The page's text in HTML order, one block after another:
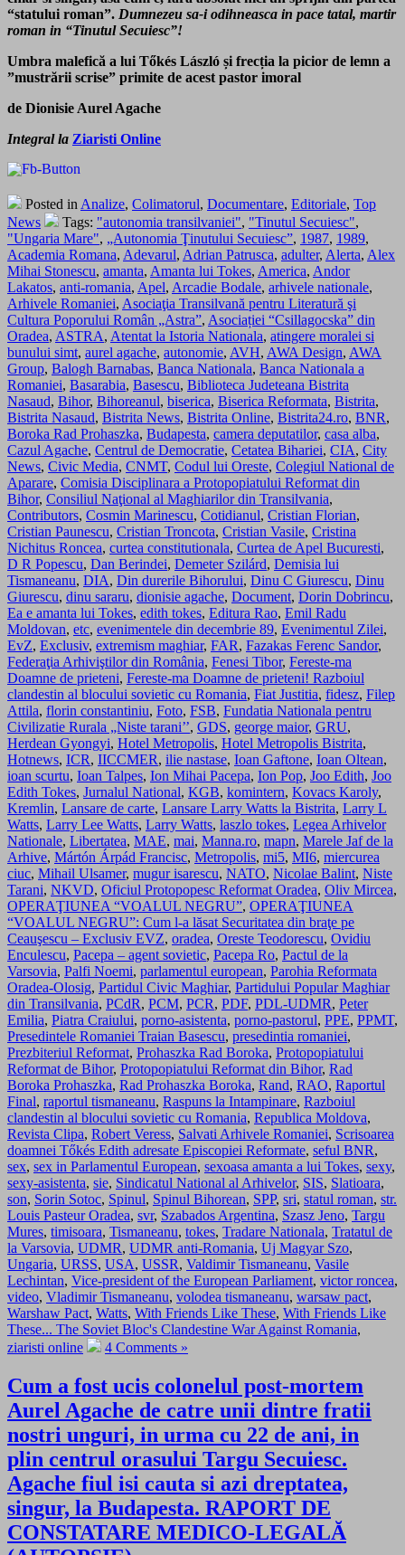
“statului roman”. Dumnezeu sa-i odihneasca in pace tatal, martir
roman in “Tinutul Secuiesc”!
Umbra malefică a lui Tőkés László și frecția la picior de lemn a
”mustrării scrise” primite de acest pastor imoral
de Dionisie Aurel Agache
Integral la Ziaristi Online
Posted in Analize, Colimatorul, Documentare, Editoriale, Top
News
Tags: "autonomia transilvaniei", "Tinutul Secuiesc",
"Ungaria Mare", „Autonomia Ţinutului Secuiesc”, 1987, 1989,
Academia Romana, Adevarul, Adrian Patrusca, adulter, Alerta, Alex
Mihai Stonescu, amanta, Amanta lui Tokes, America, Andor
Lakatos, anti-romania, Apel, Arcadie Bodale, arhivele nationale,
Arhivele Romaniei, Asociaţia Transilvană pentru Literatură şi
Cultura Poporului Român „Astra”, Asociației “Csillagocska” din
Oradea, ASTRA, Atentat la Istoria Nationala, atingere moralei si
bunului simt, aurel agache, autonomie, AVH, AWA Design, AWA
Group, Balogh Barnabas, Banca Nationala, Banca Nationala a
Romaniei, Basarabia, Basescu, Biblioteca Judeteana Bistrita
Nasaud, Bihor, Bihoreanul, biserica, Biserica Reformata, Bistrita,
Bistrita Nasaud, Bistrita News, Bistrita Online, Bistrita24.ro, BNR,
Boroka Rad Prohaszka, Budapesta, camera deputatilor, casa alba,
Cazul Agache, Centrul de Democratie, Cetatea Bihariei, CIA, City
News, Civic Media, CNMT, Codul lui Oreste, Colegiul National de
Aparare, Comisia Disciplinara a Protopopiatului Reformat din
Bihor, Consiliul Naţional al Maghiarilor din Transilvania,
Contributors, Cosmin Marinescu, Cotidianul, Cristian Florian,
Cristian Paunescu, Cristian Troncota, Cristian Vasile, Cristina
Nichitus Roncea, curtea constitutionala, Curtea de Apel Bucuresti,
D R Popescu, Dan Berindei, Demeter Szilárd, Demisia lui
Tismaneanu, DIA, Din durerile Bihorului, Dinu C Giurescu, Dinu
Giurescu, dinu sararu, dionisie agache, Document, Dorin Dobrincu,
Ea e amanta lui Tokes, edith tokes, Editura Rao, Emil Radu
Moldovan, etc, evenimentele din decembrie 89, Evenimentul Zilei,
EvZ, Exclusiv, extremism maghiar, FAR, Fazakas Ferenc Sandor,
Federaţia Arhiviştilor din România, Fenesi Tibor, Fereste-ma
Doamne de prieteni, Fereste-ma Doamne de prieteni! Razboiul
clandestin al blocului sovietic cu Romania, Fiat Justitia, fidesz, Filep
Attila, florin constantiniu, Foto, FSB, Fundatia Nationala pentru
Civilizatie Rurala „Niste tarani’’, GDS, george maior, GRU,
Herdean Gyongyi, Hotel Metropolis, Hotel Metropolis Bistrita,
Hotnews, ICR, IICCMER, ilie nastase, Ioan Gaftone, Ioan Oltean,
ioan scurtu, Ioan Talpes, Ion Mihai Pacepa, Ion Pop, Joo Edith, Joo
Edith Tokes, Jurnalul National, KGB, komintern, Kovacs Karoly,
Kremlin, Lansare de carte, Lansare Larry Watts la Bistrita, Larry L
Watts, Larry Lee Watts, Larry Watts, laszlo tokes, Legea Arhivelor
Nationale, Libertatea, MAE, mai, Manna.ro, mapn, Marele Jaf de la
Arhive, Mártón Árpád Francisc, Metropolis, mi5, MI6, miercurea
ciuc, Mihail Ulsamer, mugur isarescu, NATO, Nicolae Balint, Niste
Tarani, NKVD, Oficiul Protopopesc Reformat Oradea, Oliv Mircea,
OPERAŢIUNEA “VOALUL NEGRU”, OPERAŢIUNEA
“VOALUL NEGRU”: Cum l-a lăsat Securitatea din braţe pe
Ceauşescu – Exclusiv EVZ, oradea, Oreste Teodorescu, Ovidiu
Enculescu, Pacepa – agent sovietic, Pacepa Ro, Pactul de la
Varsovia, Palfi Noemi, parlamentul european, Parohia Reformata
Oradea-Olosig, Partidul Civic Maghiar, Partidului Popular Maghiar
din Transilvania, PCdR, PCM, PCR, PDF, PDL-UDMR, Peter
Emilia, Piatra Craiului, porno-asistenta, porno-pastorul, PPE, PPMT,
Presedintele Romaniei Traian Basescu, presedintia romaniei,
Prezbiteriul Reformat, Prohaszka Rad Boroka, Protopopiatului
Reformat de Bihor, Protopopiatului Reformat din Bihor, Rad
Boroka Prohaszka, Rad Prohaszka Boroka, Rand, RAO, Raportul
Final, raportul tismaneanu, Raspuns la Intampinare, Razboiul
clandestin al blocului sovietic cu Romania, Republica Moldova,
Revista Clipa, Robert Veress, Salvati Arhivele Romaniei, Scrisoarea
doamnei Tőkés Edith adresate Episcopiei Reformate, seful BNR,
sex, sex in Parlamentul European, sexoasa amanta a lui Tokes, sexy,
sexy-asistenta, sie, Sindicatul National al Arhivelor, SIS, Slatioara,
son, Sorin Sotoc, Spinul, Spinul Bihorean, SPP, sri, statul roman, str.
Louis Pasteur Oradea, svr, Szabados Argentina, Szasz Jeno, Targu
Mures, timisoara, Tismaneanu, tokes, Tradare Nationala, Tratatul de
la Varsovia, UDMR, UDMR anti-Romania, Uj Magyar Szo,
Ungaria, URSS, USA, USSR, Valdimir Tismaneanu, Vasile
Lechintan, Vice-president of the European Parliament, victor roncea,
video, Vladimir Tismaneanu, volodea tismaneanu, warsaw pact,
Warshaw Pact, Watts, With Friends Like These, With Friends Like
These... The Soviet Bloc's Clandestine War Against Romania,
ziaristi online
4 Comments »
Cum a fost ucis colonelul post-mortem
Aurel Agache de catre unii dintre fratii
nostri unguri, in urma cu 22 de ani, in
plin centrul orasului Targu Secuiesc.
Agache fiul isi cauta si azi dreptatea,
singur, la Budapesta. RAPORT DE
CONSTATARE MEDICO-LEGALĂ